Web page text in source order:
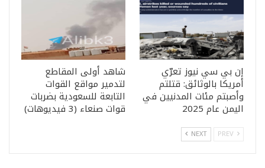
إن بي سي نيوز تعرّي
أمريكا بالوثائق: قتلتم
وأصبتم مئات المدنيين في
اليمن عام 2025
شاهد أولى المقاطع
لتدمير مواقع القوات
التابعة للسعودية بضربات
قوات صنعاء (3 فيديوهات)
NEXT